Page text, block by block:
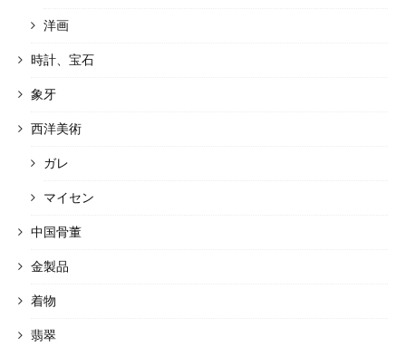
洋画
時計、宝石
象牙
西洋美術
ガレ
マイセン
中国骨董
金製品
着物
翡翠